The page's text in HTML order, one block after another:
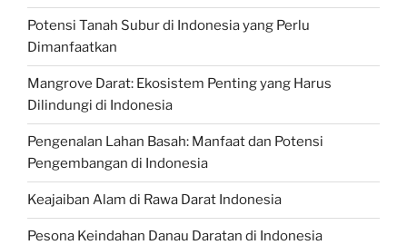
Potensi Tanah Subur di Indonesia yang Perlu
Dimanfaatkan
Mangrove Darat: Ekosistem Penting yang Harus
Dilindungi di Indonesia
Pengenalan Lahan Basah: Manfaat dan Potensi
Pengembangan di Indonesia
Keajaiban Alam di Rawa Darat Indonesia
Pesona Keindahan Danau Daratan di Indonesia